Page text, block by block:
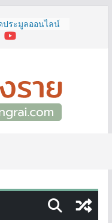
ประมูลออนไลน์
งคล ความหมาย
ด!
กับมหกรรมสุด
รรมแฟร์ ล้านนา
“ป๊ะกาด Vol.2”
เที่ยวให้สนุก
ของที่ระลึกสุด